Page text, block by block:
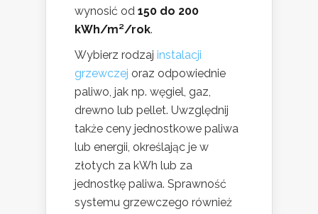
wynosić od 150 do 200
kWh/m²/rok.
Wybierz rodzaj instalacji
grzewczej oraz odpowiednie
paliwo, jak np. węgiel, gaz,
drewno lub pellet. Uwzględnij
także ceny jednostkowe paliwa
lub energii, określając je w
złotych za kWh lub za
jednostkę paliwa. Sprawność
systemu grzewczego również